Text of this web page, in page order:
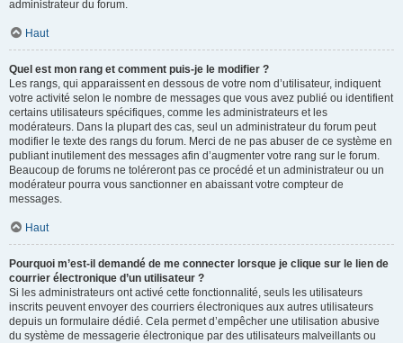
administrateur du forum.
Haut
Quel est mon rang et comment puis-je le modifier ?
Les rangs, qui apparaissent en dessous de votre nom d’utilisateur, indiquent
votre activité selon le nombre de messages que vous avez publié ou identifient
certains utilisateurs spécifiques, comme les administrateurs et les
modérateurs. Dans la plupart des cas, seul un administrateur du forum peut
modifier le texte des rangs du forum. Merci de ne pas abuser de ce système en
publiant inutilement des messages afin d’augmenter votre rang sur le forum.
Beaucoup de forums ne toléreront pas ce procédé et un administrateur ou un
modérateur pourra vous sanctionner en abaissant votre compteur de
messages.
Haut
Pourquoi m’est-il demandé de me connecter lorsque je clique sur le lien de
courrier électronique d’un utilisateur ?
Si les administrateurs ont activé cette fonctionnalité, seuls les utilisateurs
inscrits peuvent envoyer des courriers électroniques aux autres utilisateurs
depuis un formulaire dédié. Cela permet d’empêcher une utilisation abusive
du système de messagerie électronique par des utilisateurs malveillants ou